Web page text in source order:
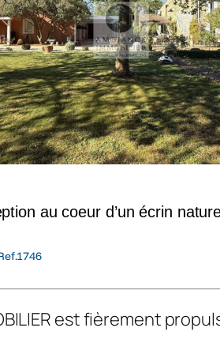
au coeur d’un écrin
est fièrement